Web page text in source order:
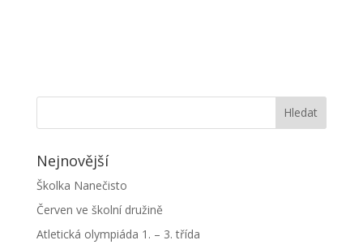
Nejnovější
Školka Nanečisto
Červen ve školní družině
Atletická olympiáda 1. – 3. třída